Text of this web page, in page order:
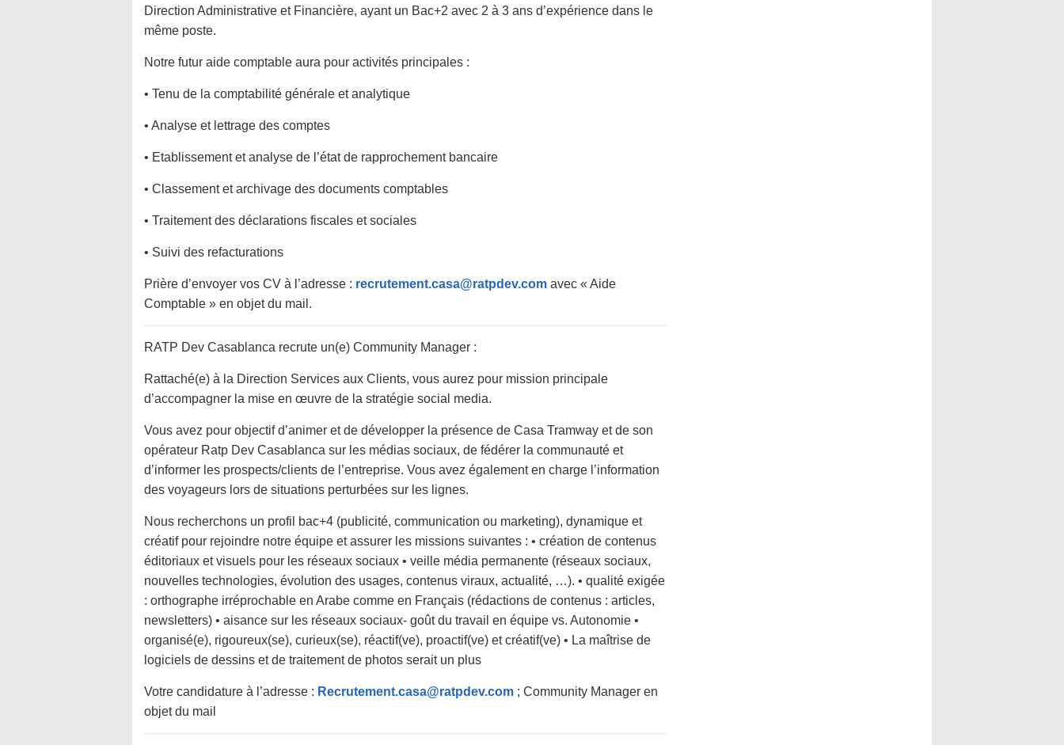
Direction Administrative et Financière, ayant un Bac+2 avec 2 à 3 ans d’expérience dans le
même poste.
Notre futur aide comptable aura pour activités principales :
• Tenu de la comptabilité générale et analytique
• Analyse et lettrage des comptes
• Etablissement et analyse de l’état de rapprochement bancaire
• Classement et archivage des documents comptables
• Traitement des déclarations fiscales et sociales
• Suivi des refacturations
Prière d’envoyer vos CV à l’adresse : recrutement.casa@ratpdev.com avec « Aide
Comptable » en objet du mail.
RATP Dev Casablanca recrute un(e) Community Manager :
Rattaché(e) à la Direction Services aux Clients, vous aurez pour mission principale
d’accompagner la mise en œuvre de la stratégie social media.
Vous avez pour objectif d’animer et de développer la présence de Casa Tramway et de son
opérateur Ratp Dev Casablanca sur les médias sociaux, de fédérer la communauté et
d’informer les prospects/clients de l’entreprise. Vous avez également en charge l’information
des voyageurs lors de situations perturbées sur les lignes.
Nous recherchons un profil bac+4 (publicité, communication ou marketing), dynamique et
créatif pour rejoindre notre équipe et assurer les missions suivantes : • création de contenus
éditoriaux et visuels pour les réseaux sociaux • veille média permanente (réseaux sociaux,
nouvelles technologies, évolution des usages, contenus viraux, actualité, …). • qualité exigée
: orthographe irréprochable en Arabe comme en Français (rédactions de contenus : articles,
newsletters) • aisance sur les réseaux sociaux- goût du travail en équipe vs. Autonomie •
organisé(e), rigoureux(se), curieux(se), réactif(ve), proactif(ve) et créatif(ve) • La maîtrise de
logiciels de dessins et de traitement de photos serait un plus
Votre candidature à l’adresse : Recrutement.casa@ratpdev.com ; Community Manager en
objet du mail